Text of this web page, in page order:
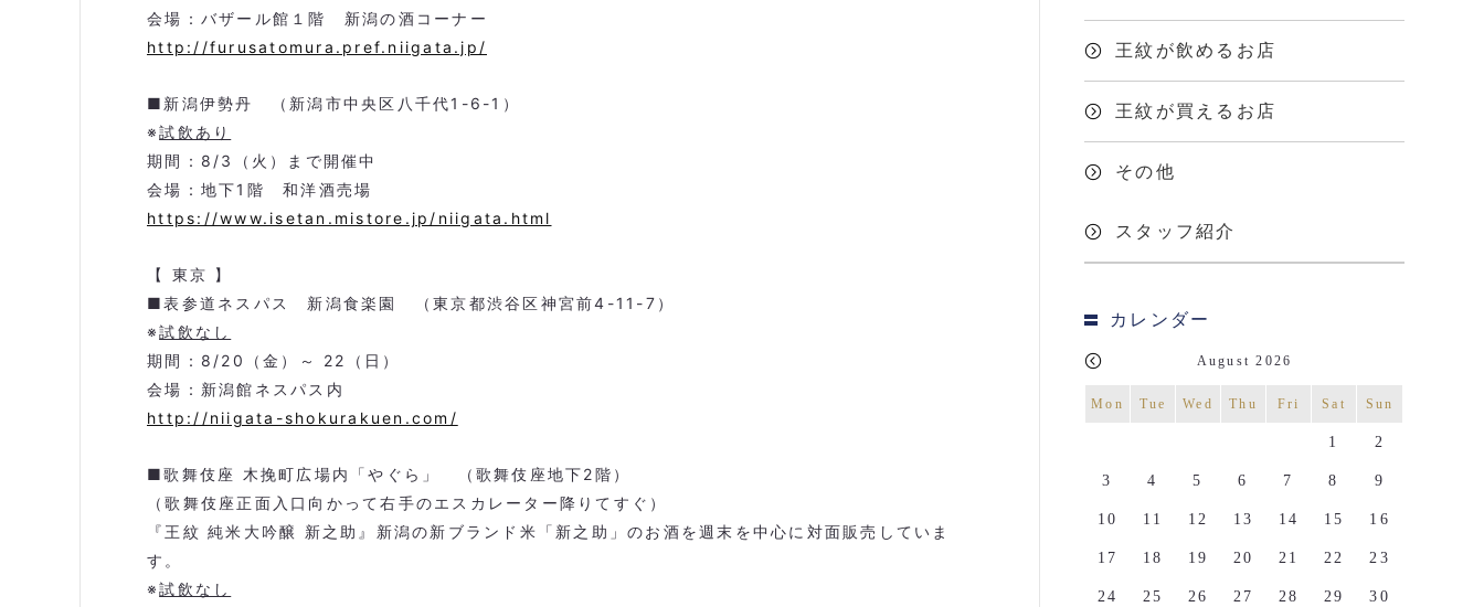
会場：バザール館１階 新潟の酒コーナー
http://furusatomura.pref.niigata.jp/
■新潟伊勢丹 （新潟市中央区八千代1-6-1 ）
※試飲あり
期間： 8/3
（火）まで開催中
会場：地下1 階 和洋酒売場
https://www.isetan.mistore.jp/niigata.html
【 東京 】
■表参道ネスパス 新潟食楽園 （東京都渋谷区神宮前4-11-7 ）
※試飲なし
期間： 8/20 （金）～ 22
（日）
会場：新潟館ネスパス内
http://niigata-shokurakuen.com/
■歌舞伎座 木挽町広場内「やぐら」 （歌舞伎座地下2階）
（歌舞伎座正面入口向かって右手のエスカレーター降りてすぐ）
『王紋 純米大吟醸 新之助』新潟の新ブランド米「新之助」のお酒を週末を中心に対面販売していま
す。
※試飲なし
王紋が飲めるお店
王紋が買えるお店
その他
スタッフ紹介
カレンダー
August 2026
Mon Tue Wed Thu Fri Sat Sun
1 2
3 4 5 6 7 8 9
10 11 12 13 14 15 16
17 18 19 20 21 22 23
24 25 26 27 28 29 30